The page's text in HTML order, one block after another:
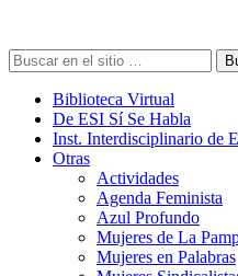
Biblioteca Virtual
De ESI Sí Se Habla
Inst. Interdisciplinario de
Otras
Actividades
Agenda Feminista
Azul Profundo
Mujeres de La
Mujeres en Palabras